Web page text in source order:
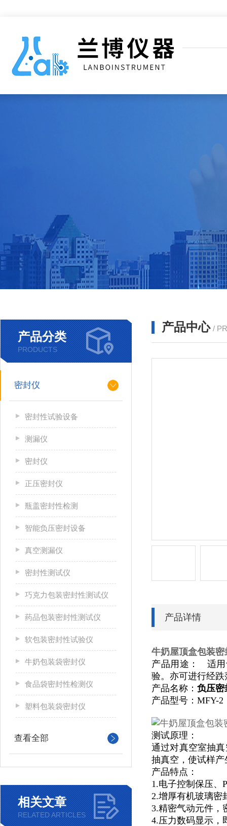
产品分类
PRODUCTS
密封仪
密封性试验设备
测漏仪
密封仪
正压密封仪
瓶盖密封性检测
智能负压密封设备
真空测漏仪
密封性测试仪
巧克力包装密封性测试仪
药品包装密封性测试仪
软包装密封性试验仪
牛奶包装袋密封仪
食品袋密封性检测仪
塑料包装袋密封仪
查看全部
相关文章
RELATED ARTICLES
产品中心 /
产品详情
牛奶屋顶盒包装
产品用途：
适
验。亦可进行经
产品名称： 负压密
产品型号：MFY-2
测试原理：
通过对真空室抽
抽真空，使试样
产品特点：
1.电子控制保压、
2.增厚有机玻璃密
3.精密气动元件，
4.压力数码显示，